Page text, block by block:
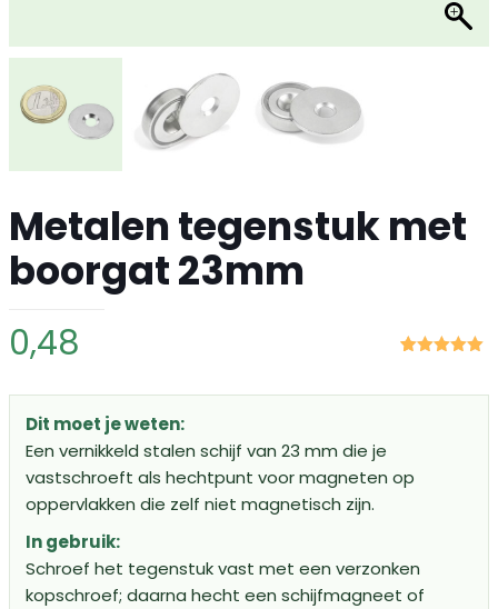
Metalen tegenstuk met
boorgat 23mm
gebaseerd
0,48
Dit moet je weten:
Een vernikkeld stalen schijf van 23 mm die je
vastschroeft als hechtpunt voor magneten op
oppervlakken die zelf niet magnetisch zijn.
In gebruik:
Schroef het tegenstuk vast met een verzonken
kopschroef; daarna hecht een schijfmagneet of